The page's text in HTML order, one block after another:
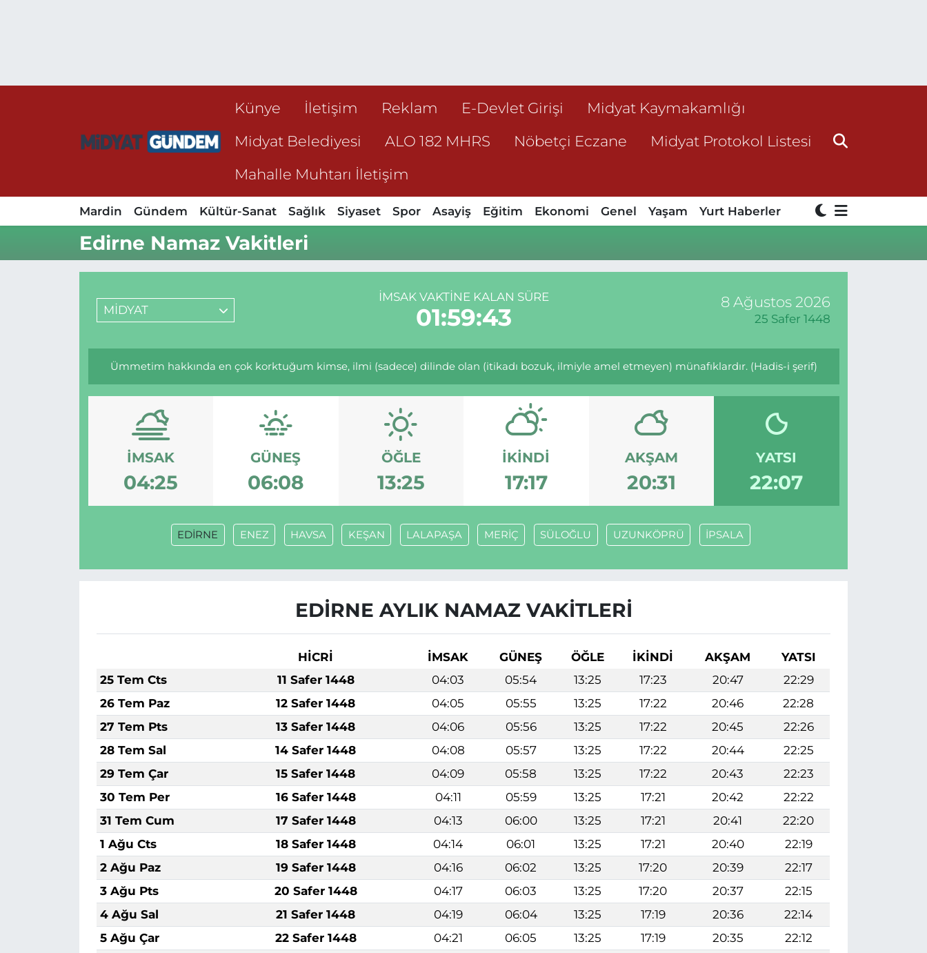
Künye İletişim Reklam E-Devlet Girişi
Midyat Kaymakamlığı
Midyat Belediyesi
ALO 182 MHRS Nöbetçi Eczane
Midyat Protokol Listesi
Mahalle Muhtarı İletişim
Mardin Gündem Kültür-Sanat Sağlık Siyaset Spor Asayiş Eğitim Ekonomi Genel Yaşam Yurt Haberler
Edirne Namaz Vakitleri
MİDYAT
İMSAK VAKTINE KALAN SÜRE
01:59:43
8 Ağustos 2026
25 Safer 1448
Ümmetim hakkında en çok korktuğum kimse, ilmi (sadece) dilinde olan (itikadı bozuk, ilmiyle amel etmeyen) münafıklardır. (Hadis-i şerif)
İMSAK
04:25
GÜNEŞ
06:08
ÖĞLE
13:25
İKINDI
17:17
AKŞAM
20:31
YATSI
22:07
EDİRNE ENEZ HAVSA KEŞAN LALAPAŞA MERİÇ SÜLOĞLU UZUNKÖPRÜ İPSALA
EDİRNE AYLIK NAMAZ VAKITLERI
HİCRİ İMSAK GÜNEŞ ÖĞLE İKINDI AKŞAM
YATSI
25 Tem Cts
11 Safer 1448 04:03 05:54 13:25 17:23 20:47
22:29
26 Tem Paz
12 Safer 1448 04:05 05:55 13:25 17:22 20:46
22:28
27 Tem Pts
13 Safer 1448 04:06 05:56 13:25 17:22 20:45
22:26
28 Tem Sal
14 Safer 1448 04:08 05:57 13:25 17:22 20:44
22:25
29 Tem Çar
15 Safer 1448 04:09 05:58 13:25 17:22 20:43
22:23
30 Tem Per
16 Safer 1448 04:11 05:59 13:25 17:21 20:42
22:22
31 Tem Cum
17 Safer 1448 04:13 06:00 13:25 17:21 20:41
22:20
1 Ağu Cts
18 Safer 1448 04:14 06:01 13:25 17:21 20:40
22:19
2 Ağu Paz
19 Safer 1448 04:16 06:02 13:25 17:20 20:39
22:17
3 Ağu Pts
20 Safer 1448 04:17 06:03 13:25 17:20 20:37
22:15
4 Ağu Sal
21 Safer 1448 04:19 06:04 13:25 17:19 20:36
22:14
5 Ağu Çar
22 Safer 1448 04:21 06:05 13:25 17:19 20:35
22:12